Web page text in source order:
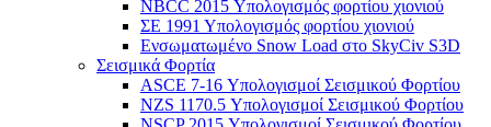
NBCC 2015 Υπολογισμός φορτίου χιονιού
ΣΕ 1991 Υπολογισμός φορτίου χιονιού
Ενσωματωμένο Snow Load στο SkyCiv S3D
Σεισμικά Φορτία
ASCE 7-16 Υπολογισμοί Σεισμικού Φορτίου
NZS 1170.5 Υπολογισμοί Σεισμικού Φορτίου